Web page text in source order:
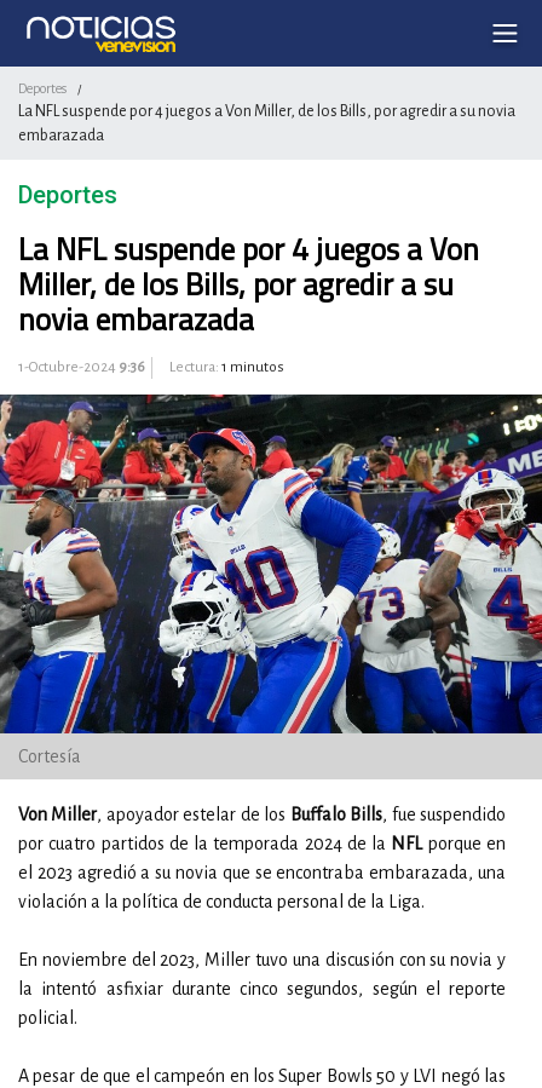
Deportes /
La NFL suspende por 4 juegos a Von Miller, de los Bills, por agredir a su novia
embarazada
Deportes
La NFL suspende por 4 juegos a Von
Miller, de los Bills, por agredir a su
novia embarazada
1-Octubre-2024 9:36 Lectura: 1 minutos
Cortesía
Von Miller, apoyador estelar de los Buffalo Bills, fue suspendido
por cuatro partidos de la temporada 2024 de la NFLporque en
el 2023 agredió a su novia que se encontraba embarazada, una
violación a la política de conducta personal de la Liga.
En noviembre del 2023, Miller tuvo una discusión con su novia y
la intentó asfixiar durante cinco segundos, según el reporte
policial.
A pesar de que el campeón en los Super Bowls 50 y LVI negó las